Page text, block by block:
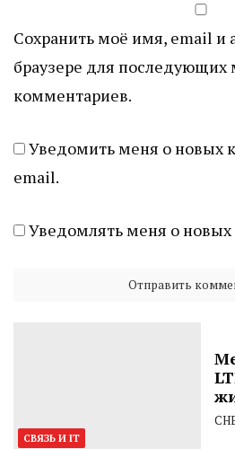
Сохранить моё имя, email и
браузере для последующих
комментариев.
Уведомить меня о новых
email.
Уведомлять меня о новых
СВЯЗЬ И IT